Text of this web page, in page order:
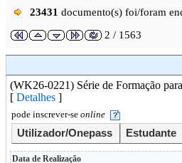
23431 documento(s) foi/foram
2 / 1563
(WK26-0221) Série de Formação
[ Detalhes ]
pode inscrever-se online
Utilizador/Onepass Estudante
Data de Realização